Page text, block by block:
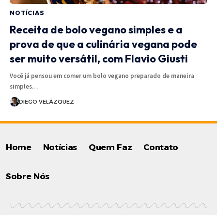
NOTÍCIAS
Receita de bolo vegano simples e a
prova de que a culinária vegana pode
ser muito versátil, com Flavio Giusti
Você já pensou em comer um bolo vegano preparado de maneira
simples…
DIEGO VELÁZQUEZ
Home Notícias Quem Faz Contato
Sobre Nós